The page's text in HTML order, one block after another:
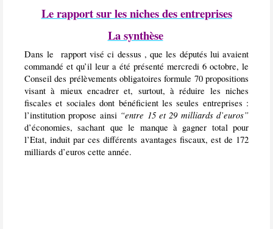
Le rapport sur les niches des entreprises
La synthèse
Dans le rapport visé ci dessus , que les députés lui avaient
commandé et qu’il leur a été présenté mercredi 6 octobre, le
Conseil des prélèvements obligatoires formule 70 propositions
visant à mieux encadrer et, surtout, à réduire les niches
fiscales et sociales dont bénéficient les seules entreprises :
l’institution propose ainsi “entre 15 et 29 milliards d’euros”
d’économies, sachant que le manque à gagner total pour
l’Etat, induit par ces différents avantages fiscaux, est de 172
milliards d’euros cette année.